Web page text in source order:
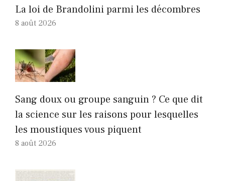
La loi de Brandolini parmi les décombres
8 août 2026
Sang doux ou groupe sanguin ? Ce que dit
la science sur les raisons pour lesquelles
les moustiques vous piquent
8 août 2026